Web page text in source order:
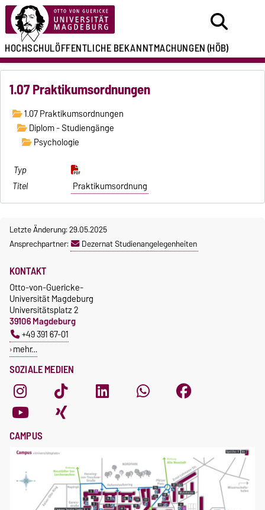
HOCHSCHULÖFFENTLICHEBEKANNTMACHUNGEN(HÖB)
1.07 Praktikumsordnungen
1.07 Praktikumsordnungen
Diplom - Studiengänge
Psychologie
Praktikumsordnung
Letzte Änderung: 29.05.2025
Ansprechpartner:
Dezernat Studienangelegenheiten
SOZIALE MEDIEN
KONTAKT
Otto-von-Guericke-
Universität Magdeburg
Universitätsplatz 2
39106 Magdeburg
+49 391 67-01
mehr…
CAMPUS